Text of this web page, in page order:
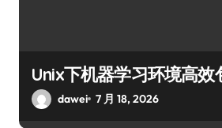
Unix下机器学习环境高效
dawei 7 月 18, 2026